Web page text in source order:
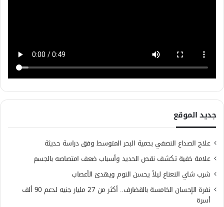
جديد الموقع
علاج الصداع النصفي بحمية البحر المتوسط وفق دراسة حديثة
علامة خفية تكشف نقص الحديد وأسباب ضعف امتصاصه بالجسم
شرب شاي النعناع ليلاً يحسن النوم ويهدئ الأعصاب
نفرة الإحسان الخامسة بالقضارف.. أكثر من 27 مليار جنيه لدعم 90 ألف
أسرة